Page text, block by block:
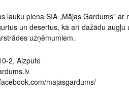
lauku piena SIA „Mājas Gardums”
un desertus, kā arī dažādu
uzņēmumiem.
2, Aizpute
majasgardums/